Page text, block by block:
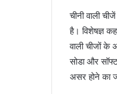
चीनी वाली
है। विशेषज्ञ
वाली चीजों
सोडा और
असर होने का